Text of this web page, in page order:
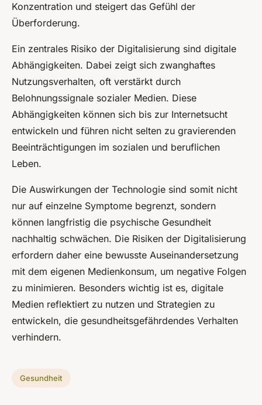
Konzentration und steigert das Gefühl der
Überforderung.
Ein zentrales Risiko der Digitalisierung sind digitale
Abhängigkeiten. Dabei zeigt sich zwanghaftes
Nutzungsverhalten, oft verstärkt durch
Belohnungssignale sozialer Medien. Diese
Abhängigkeiten können sich bis zur Internetsucht
entwickeln und führen nicht selten zu gravierenden
Beeinträchtigungen im sozialen und beruflichen
Leben.
Die Auswirkungen der Technologie sind somit nicht
nur auf einzelne Symptome begrenzt, sondern
können langfristig die psychische Gesundheit
nachhaltig schwächen. Die Risiken der Digitalisierung
erfordern daher eine bewusste Auseinandersetzung
mit dem eigenen Medienkonsum, um negative Folgen
zu minimieren. Besonders wichtig ist es, digitale
Medien reflektiert zu nutzen und Strategien zu
entwickeln, die gesundheitsgefährdendes Verhalten
verhindern.
Gesundheit